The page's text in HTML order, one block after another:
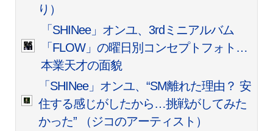
り）
「SHINee」オンユ、3rdミニアルバム
「FLOW」の曜日別コンセプトフォト…
本業天才の面貌
「SHINee」オンユ、“SM離れた理由？ 安
住する感じがしたから…挑戦がしてみた
かった” （ジコのアーティスト）